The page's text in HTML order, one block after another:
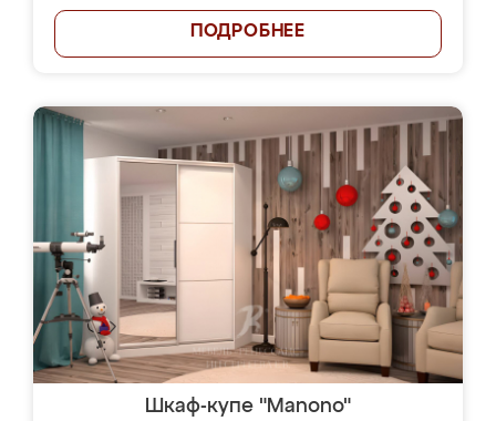
ПОДРОБНЕЕ
Шкаф-купе "Manono"